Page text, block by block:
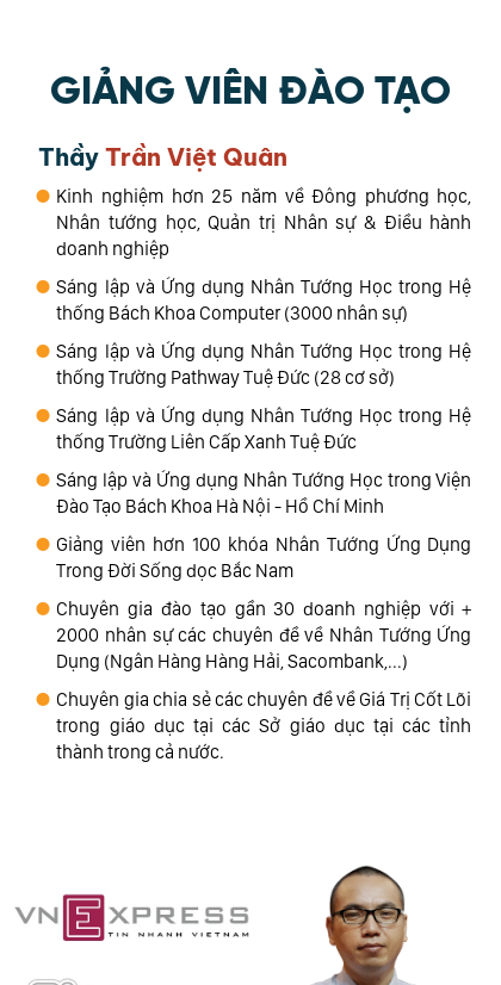
Kinh nghiệm hơn 25 năm về Đông phương học,
Nhân tướng học, Quản trị Nhân sự & Điều hành
doanh nghiệp
Sáng lập và Ứng dụng Nhân Tướng Học trong Hệ
thống Bách Khoa Computer (3000 nhân sự)
Sáng lập và Ứng dụng Nhân Tướng Học trong Hệ
thống Trường Pathway Tuệ Đức (28 cơ sở)
Sáng lập và Ứng dụng Nhân Tướng Học trong Hệ
thống Trường Liên Cấp Xanh Tuệ Đức
Sáng lập và Ứng dụng Nhân Tướng Học trong Viện
Đào Tạo Bách Khoa Hà Nội - Hồ Chí Minh
Giảng viên hơn 100 khóa Nhân Tướng Ứng Dụng
Trong Đời Sống dọc Bắc Nam
Chuyên gia đào tạo gần 30 doanh nghiệp với +
2000 nhân sự các chuyên đề về Nhân Tướng Ứng
Dụng (Ngân Hàng Hàng Hải, Sacombank,...)
Chuyên gia chia sẻ các chuyên đề về Giá Trị Cốt Lõi
trong giáo dục tại các Sở giáo dục tại các tỉnh
thành trong cả nước.
GIẢNG VIÊN ĐÀO TẠO
Thầy Trần Việt Quân